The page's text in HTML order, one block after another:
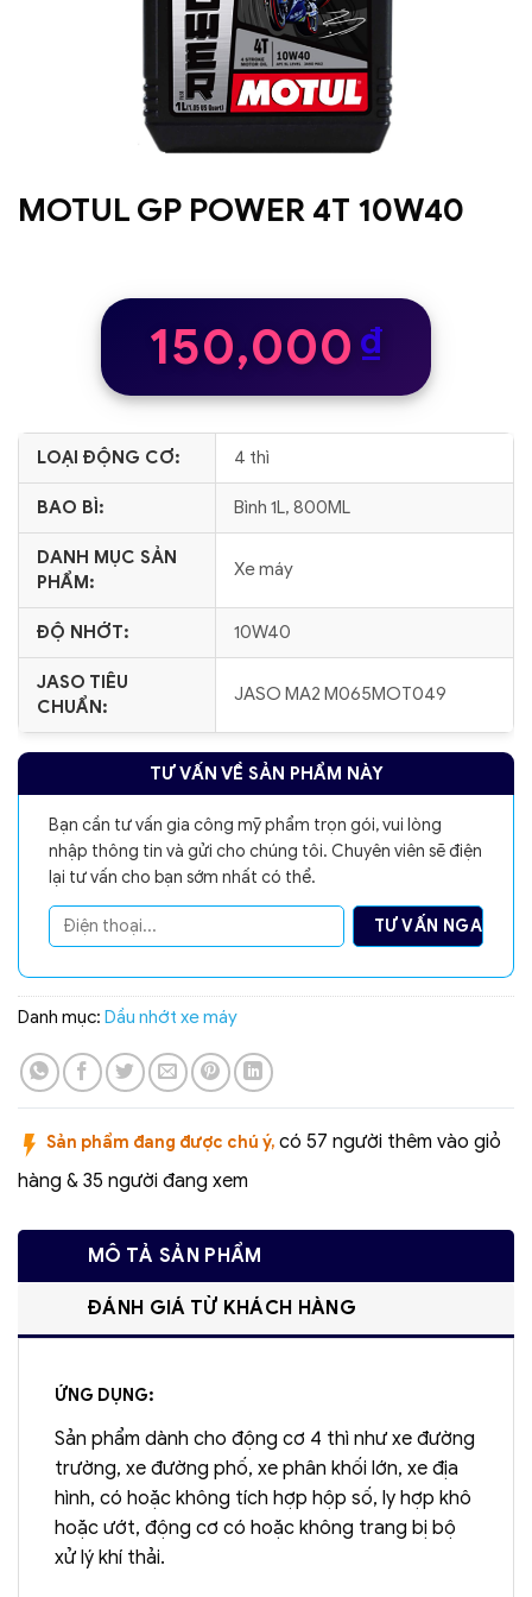
MOTUL GP POWER 4T 10W40
150,000 ₫
LOẠI ĐỘNG CƠ: 4 thì
BAO BÌ: Bình 1L, 800ML
DANH MỤC SẢN
PHẨM:
Xe máy
ĐỘ NHỚT: 10W40
JASO TIÊU
CHUẨN:
JASO MA2 M065MOT049
TƯ VẤN VỀ SẢN PHẨM NÀY
Bạn cần tư vấn gia công mỹ phẩm trọn gói, vui lòng
nhập thông tin và gửi cho chúng tôi. Chuyên viên sẽ điện
lại tư vấn cho bạn sớm nhất có thể.
Danh mục: Dầu nhớt xe máy
Sản phẩm đang được chú ý, có 57 người thêm vào giỏ
hàng & 35 người đang xem
MÔ TẢ SẢN PHẨM
ĐÁNH GIÁ TỪ KHÁCH HÀNG
ỨNG DỤNG:
Sản phẩm dành cho động cơ 4 thì như xe đường
trường, xe đường phố, xe phân khối lớn, xe địa
hình, có hoặc không tích hợp hộp số, ly hợp khô
hoặc ướt, động cơ có hoặc không trang bị bộ
xử lý khí thải.